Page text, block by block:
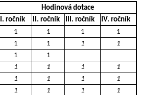
Hodinová dotace
I. ročník
II. ročník III. ročník
IV. ročník
1 1 1
1
1 1 1
1
1
1
1 1 1
1
1 1 1
1
1 1 1
1